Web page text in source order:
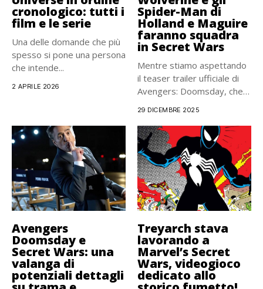
cronologico: tutti i
film e le serie
Una delle domande che più
spesso si pone una persona
che intende...
2 APRILE 2026
Spider-Man di
Holland e Maguire
faranno squadra
in Secret Wars
Mentre stiamo aspettando
il teaser trailer ufficiale di
Avengers: Doomsday, che
29 DICEMBRE 2025
Avengers
Doomsday e
Secret Wars: una
valanga di
potenziali dettagli
Treyarch stava
lavorando a
Marvel’s Secret
Wars, videogioco
dedicato allo